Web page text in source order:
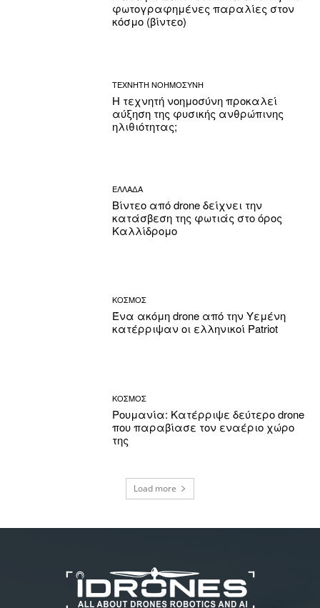
φωτογραφημένες παραλίες στον
κόσμο (βίντεο)
ΤΕΧΝΗΤΗ ΝΟΗΜΟΣΥΝΗ
Η τεχνητή νοημοσύνη προκαλεί
αύξηση της φυσικής ανθρώπινης
ηλιθιότητας;
ΕΛΛΑΔΑ
Βίντεο από drone δείχνει την
κατάσβεση της φωτιάς στο όρος
Καλλίδρομο
ΚΟΣΜΟΣ
Ένα ακόμη drone από την Υεμένη
κατέρριψαν οι ελληνικοί Patriot
ΚΟΣΜΟΣ
Ρουμανία: Κατέρριψε δεύτερο drone
που παραβίασε τον εναέριο χώρο
της
Load more